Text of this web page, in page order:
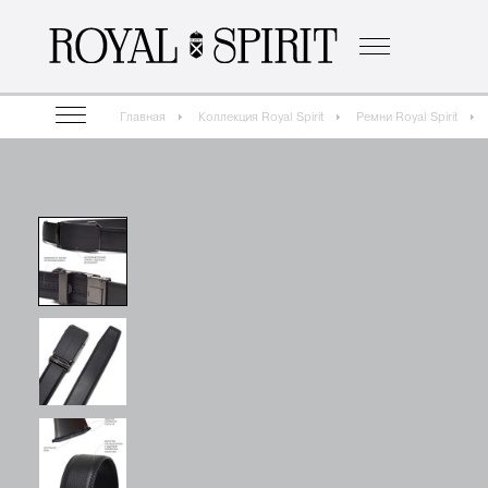
о бренде
Главная Коллекция Royal Spirit Ремни Royal Spirit